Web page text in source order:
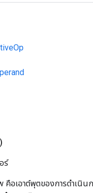
ร์
อเอาต์พุตของการดำเนิน